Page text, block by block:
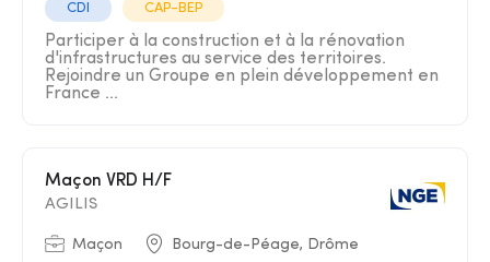
CDI CAP-BEP
Participer à la construction et à la rénovation
d'infrastructures au service des territoires.
Rejoindre un Groupe en plein développement en
France ...
Maçon VRD H/F
AGILIS
Maçon Bourg-de-Péage, Drôme